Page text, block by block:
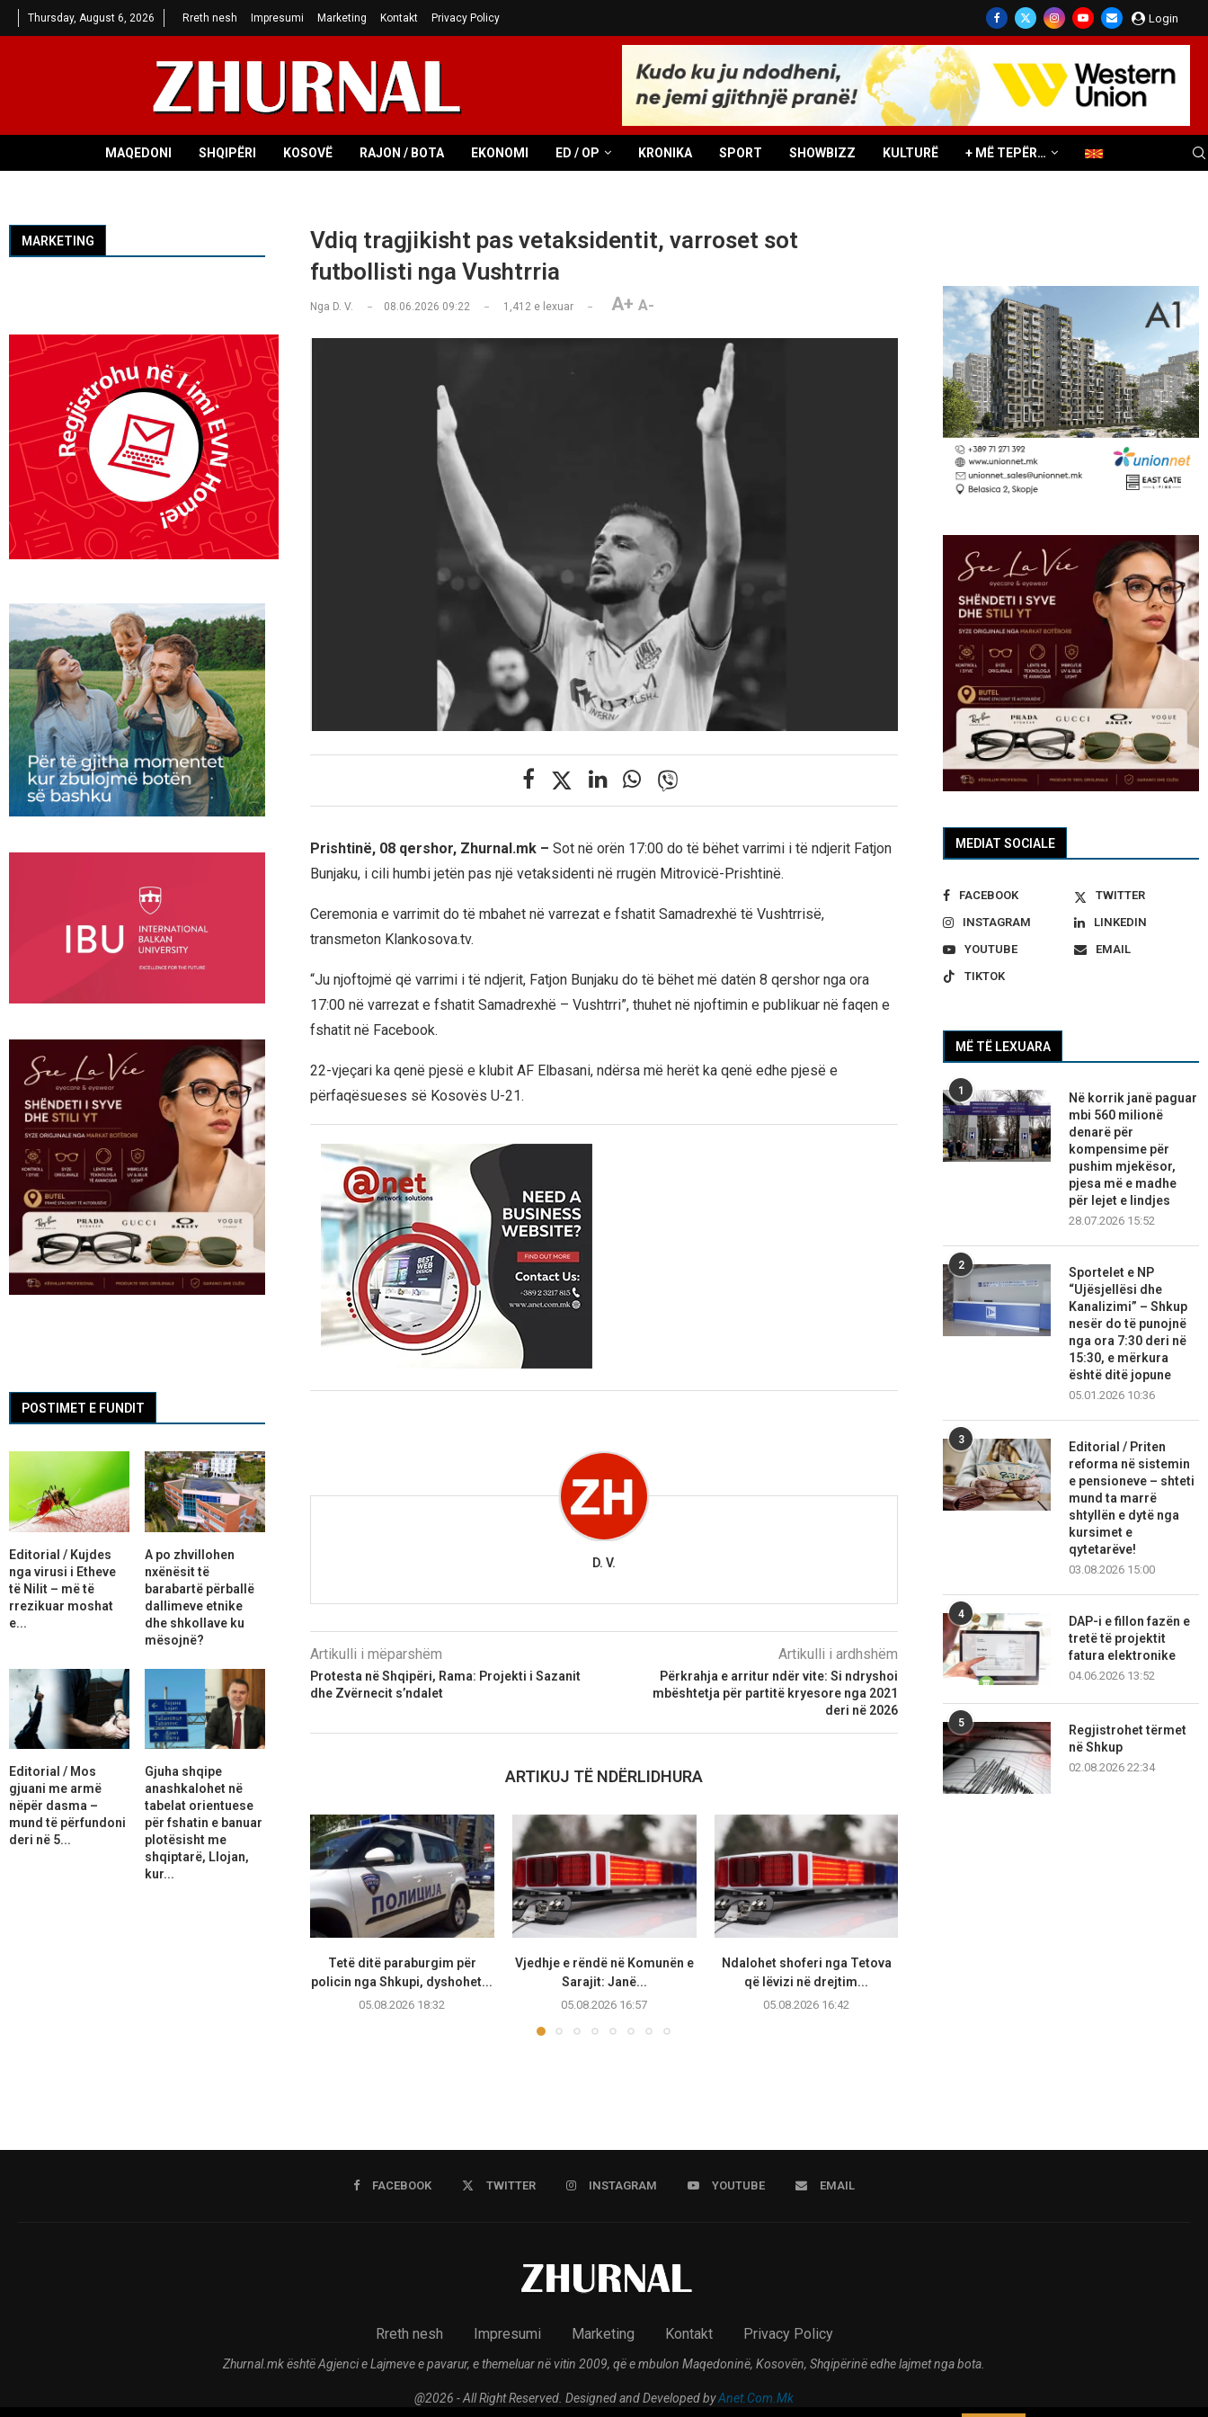
Thursday, August 6, 2026 Rreth nesh Impresumi Marketing Kontakt Privacy Policy Login
MAQEDONI SHQIPËRI KOSOVË RAJON / BOTA EKONOMI ED / OP KRONIKA SPORT SHOWBIZZ KULTURË + MË TEPËR…
Vdiq tragjikisht pas vetaksidentit, varroset sot
futbollisti nga Vushtrria
Nga D. V. 08.06.2026 09:22 1,412e lexuar A+ A-
Prishtinë, 08 qershor, Zhurnal.mk – Sot në orën 17:00 do të bëhet varrimi i të ndjerit Fatjon
Bunjaku, i cili humbi jetën pas një vetaksidenti në rrugën Mitrovicë-Prishtinë.
Ceremonia e varrimit do të mbahet në varrezat e fshatit Samadrexhë të Vushtrrisë,
transmeton Klankosova.tv.
“Ju njoftojmë që varrimi i të ndjerit, Fatjon Bunjaku do të bëhet më datën 8 qershor nga ora
17:00 në varrezat e fshatit Samadrexhë – Vushtrri”, thuhet në njoftimin e publikuar në faqen e
fshatit në Facebook.
22-vjeçari ka qenë pjesë e klubit AF Elbasani, ndërsa më herët ka qenë edhe pjesë e
përfaqësueses së Kosovës U-21.
D. V.
Artikulli i mëparshëm
Protesta në Shqipëri, Rama: Projekti i Sazanit
dhe Zvërnecit s’ndalet
Artikulli i ardhshëm
Përkrahja e arritur ndër vite: Si ndryshoi
mbështetja për partitë kryesore nga 2021
deri në 2026
ARTIKUJ TË NDËRLIDHURA
Tetë ditë paraburgim për
policin nga Shkupi, dyshohet...
05.08.2026 18:32
Vjedhje e rëndë në Komunën e
Sarajit: Janë...
05.08.2026 16:57
Ndalohet shoferi nga Tetova
që lëvizi në drejtim...
05.08.2026 16:42
MEDIAT SOCIALE
FACEBOOK
TWITTER
INSTAGRAM
LINKEDIN
YOUTUBE
EMAIL
TIKTOK
MË TË LEXUARA
1
Në korrik janë paguar
mbi 560 milionë
denarë për
kompensime për
pushim mjekësor,
pjesa më e madhe
për lejet e lindjes
28.07.2026 15:52
2
Sportelet e NP
“Ujësjellësi dhe
Kanalizimi” – Shkup
nesër do të punojnë
nga ora 7:30 deri në
15:30, e mërkura
është ditë jopune
05.01.2026 10:36
3
Editorial / Priten
reforma në sistemin
e pensioneve – shteti
mund ta marrë
shtyllën e dytë nga
kursimet e
qytetarëve!
03.08.2026 15:00
4
DAP-i e fillon fazën e
tretë të projektit
fatura elektronike
04.06.2026 13:52
5
Regjistrohet tërmet
në Shkup
02.08.2026 22:34
MARKETING
POSTIMET E FUNDIT
Editorial / Kujdes
nga virusi i Etheve
të Nilit – më të
rrezikuar moshat
e...
A po zhvillohen
nxënësit të
barabartë përballë
dallimeve etnike
dhe shkollave ku
mësojnë?
Editorial / Mos
gjuani me armë
nëpër dasma –
mund të përfundoni
deri në 5...
Gjuha shqipe
anashkalohet në
tabelat orientuese
për fshatin e banuar
plotësisht me
shqiptarë, Llojan,
kur...
FACEBOOK TWITTER INSTAGRAM YOUTUBE EMAIL
Rreth nesh Impresumi Marketing Kontakt Privacy Policy
Zhurnal.mk është Agjenci e Lajmeve e pavarur, e themeluar në vitin 2009, që e mbulon Maqedoninë, Kosovën, Shqipërinë edhe lajmet nga bota.
@2026 - All Right Reserved. Designed and Developed byAnet.Com.Mk